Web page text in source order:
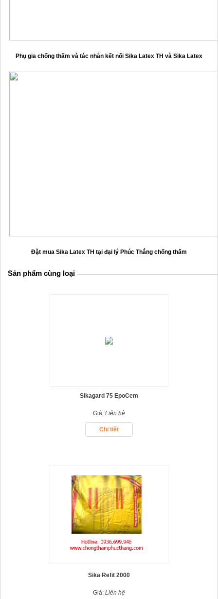
Phụ gia chống thấm và tác nhân kết nối Sika Latex TH và Sika Latex
Đặt mua Sika Latex TH tại đại lý Phúc Thắng chống thấm
Sản phẩm cùng loại
Sikagard 75 EpoCem
Giá: Liên hệ
Chi tiết
Sika Refit 2000
Giá: Liên hệ